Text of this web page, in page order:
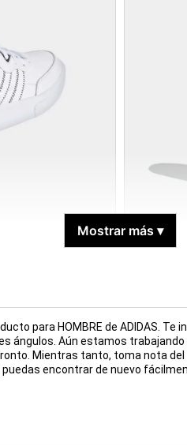
Mostrar más ▾
para HOMBRE de ADIDAS.
ángulos. Aún estamos
Mientras tanto, toma nota
puedas encontrar de nuevo